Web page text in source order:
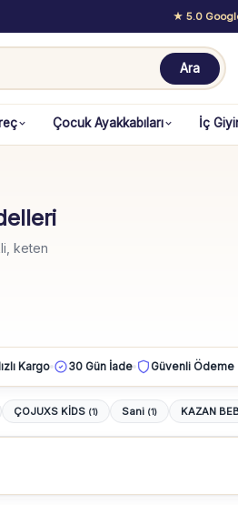
★ 5.0
Ara
Çocuk Ayakkabıları İç
keten
Kargo 30 Gün İade Güvenli Ödeme
ÇOJUXS KİDS (1) Sani (1) KAZAN